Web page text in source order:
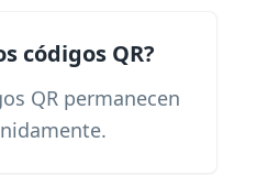
códigos QR?
QR permanecen